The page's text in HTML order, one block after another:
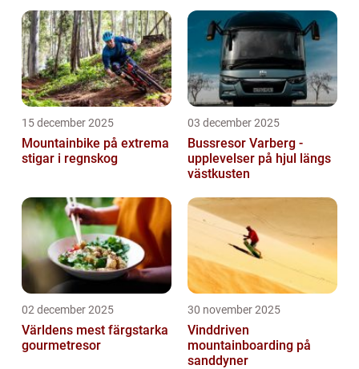
e...
15 december 2025
Mountainbike på extrema
stigar i regnskog
03 december 2025
Bussresor Varberg -
upplevelser på hjul längs
västkusten
02 december 2025
Världens mest färgstarka
gourmetresor
30 november 2025
Vinddriven
mountainboarding på
sanddyner